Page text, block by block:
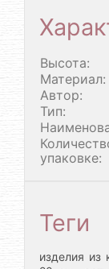
Высота:
Материал:
Автор:
Тип:
упаковке:
Теги
изделия из